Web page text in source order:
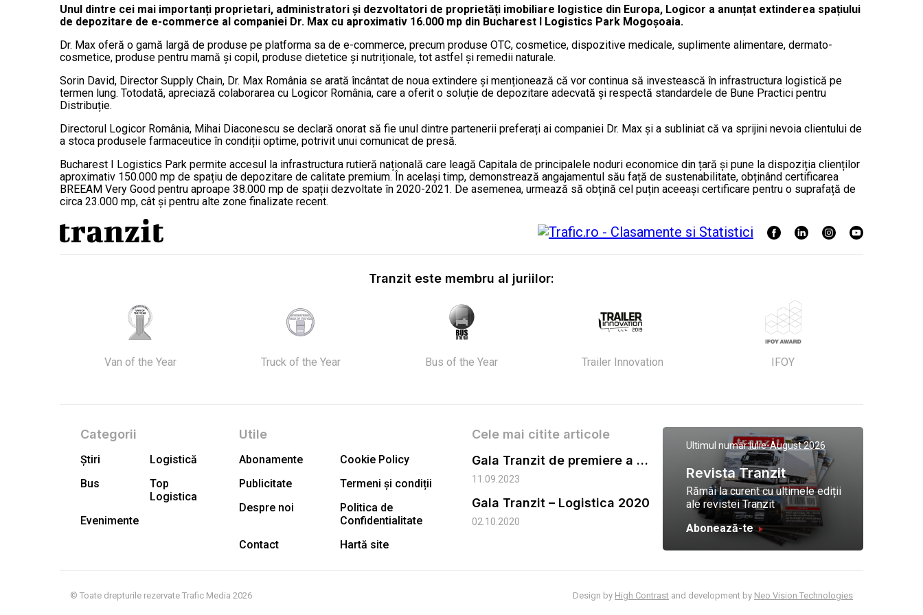
Unul dintre cei mai importanți proprietari, administratori și dezvoltatori de proprietăți imobiliare logistice din Europa, Logicor a anunțat extinderea spațiului
de depozitare de e-commerce al companiei Dr. Max cu aproximativ 16.000 mp din Bucharest I Logistics Park Mogoșoaia.
Dr. Max oferă o gamă largă de produse pe platforma sa de e-commerce, precum produse OTC, cosmetice, dispozitive medicale, suplimente alimentare, dermato-
cosmetice, produse pentru mamă și copil, produse dietetice și nutriționale, tot astfel și remedii naturale.
Sorin David, Director Supply Chain, Dr. Max România se arată încântat de noua extindere și menționează că vor continua să investească în infrastructura logistică pe
termen lung. Totodată, apreciază colaborarea cu Logicor România, care a oferit o soluție de depozitare adecvată și respectă standardele de Bune Practici pentru
Distribuție.
Directorul Logicor România, Mihai Diaconescu se declară onorat să fie unul dintre partenerii preferați ai companiei Dr. Max și a subliniat că va sprijini nevoia clientului de
a stoca produsele farmaceutice în condiții optime, potrivit unui comunicat de presă.
Bucharest I Logistics Park permite accesul la infrastructura rutieră națională care leagă Capitala de principalele noduri economice din țară și pune la dispoziția clienților
aproximativ 150.000 mp de spațiu de depozitare de calitate premium. În același timp, demonstrează angajamentul său față de sustenabilitate, obținând certificarea
BREEAM Very Good pentru aproape 38.000 mp de spații dezvoltate în 2020-2021. De asemenea, urmează să obțină cel puțin aceeași certificare pentru o suprafață de
circa 23.000 mp, cât și pentru alte zone finalizate recent.
Tranzit este membru al juriilor:
Van of the Year Truck of the Year Bus of the Year Trailer Innovation IFOY
Categorii
Știri
Logistică
Bus
Top
Logistica
Evenimente
Utile
Abonamente
Cookie Policy
Publicitate
Termeni și condiții
Despre noi
Politica de
Confidentialitate
Contact
Hartă site
Cele mai citite articole
Gala Tranzit de premiere a celor mai eficienti operatori de transport marfa 2023
11.09.2023
Gala Tranzit – Logistica 2020
02.10.2020
Ultimul număr:Iulie-August 2026
Revista Tranzit
Rămâi la curent cu ultimele ediții
ale revistei Tranzit
Abonează-te
© Toate drepturile rezervate Trafic Media 2026 Design by High Contrast and development by Neo Vision Technologies